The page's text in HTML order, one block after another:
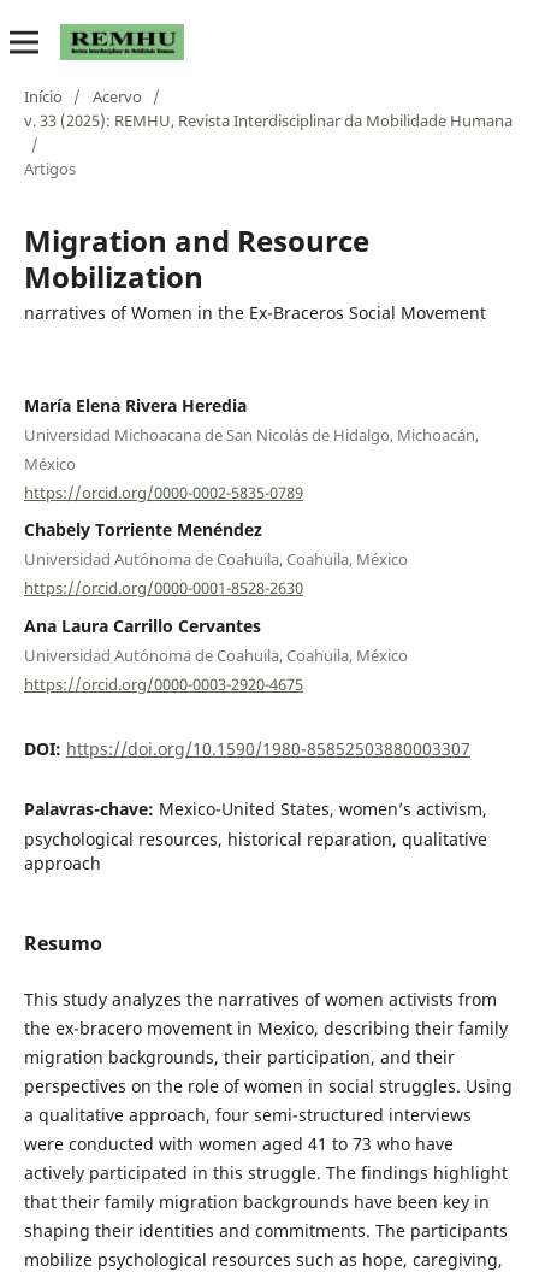
Início / Acervo
/
v. 33 (2025): REMHU, Revista Interdisciplinar da Mobilidade Humana
/
Artigos
Migration and Resource
Mobilization
narratives of Women in the Ex-Braceros Social Movement
María Elena Rivera Heredia
Universidad Michoacana de San Nicolás de Hidalgo, Michoacán,
México
https://orcid.org/0000-0002-5835-0789
Chabely Torriente Menéndez
Universidad Autónoma de Coahuila, Coahuila, México
https://orcid.org/0000-0001-8528-2630
Ana Laura Carrillo Cervantes
Universidad Autónoma de Coahuila, Coahuila, México
https://orcid.org/0000-0003-2920-4675
DOI: https://doi.org/10.1590/1980-85852503880003307
Palavras-chave: Mexico-United States, women’s activism,
psychological resources, historical reparation, qualitative
approach
Resumo
This study analyzes the narratives of women activists from
the ex-bracero movement in Mexico, describing their family
migration backgrounds, their participation, and their
perspectives on the role of women in social struggles. Using
a qualitative approach, four semi-structured interviews
were conducted with women aged 41 to 73 who have
actively participated in this struggle. The findings highlight
that their family migration backgrounds have been key in
shaping their identities and commitments. The participants
mobilize psychological resources such as hope, caregiving,